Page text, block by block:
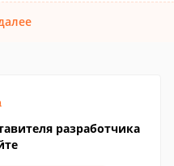
разработчика